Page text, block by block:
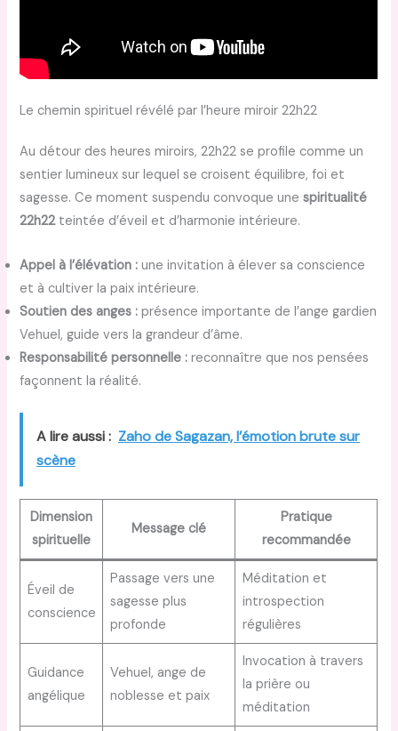
Le chemin spirituel révélé par l’heure miroir 22h22
Au détour des heures miroirs, 22h22 se profile comme un
sentier lumineux sur lequel se croisent équilibre, foi et
sagesse. Ce moment suspendu convoque unespiritualité
22h22teintée d’éveil et d’harmonie intérieure.
Appel à l’élévation : une invitation à élever sa conscience
et à cultiver la paix intérieure.
Soutien des anges : présence importante de l’ange gardien
Vehuel, guide vers la grandeur d’âme.
Responsabilité personnelle : reconnaître que nos pensées
façonnent la réalité.
A lire aussi : Zaho de Sagazan, l’émotion brute sur
scène
Dimension
spirituelle
Message clé
Pratique
recommandée
Éveil de
conscience
Passage vers une
sagesse plus
profonde
Méditation et
introspection
régulières
Guidance
angélique
Vehuel, ange de
noblesse et paix
Invocation à travers
la prière ou
méditation